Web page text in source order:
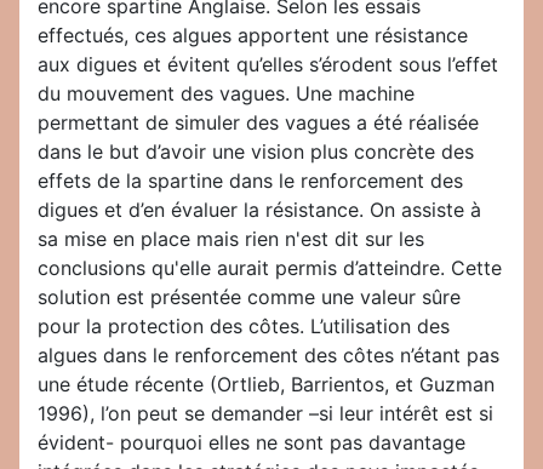
encore spartine Anglaise. Selon les essais
effectués, ces algues apportent une résistance
aux digues et évitent qu’elles s’érodent sous l’effet
du mouvement des vagues. Une machine
permettant de simuler des vagues a été réalisée
dans le but d’avoir une vision plus concrète des
effets de la spartine dans le renforcement des
digues et d’en évaluer la résistance. On assiste à
sa mise en place mais rien n'est dit sur les
conclusions qu'elle aurait permis d’atteindre. Cette
solution est présentée comme une valeur sûre
pour la protection des côtes. L’utilisation des
algues dans le renforcement des côtes n’étant pas
une étude récente (Ortlieb, Barrientos, et Guzman
1996), l’on peut se demander –si leur intérêt est si
évident- pourquoi elles ne sont pas davantage